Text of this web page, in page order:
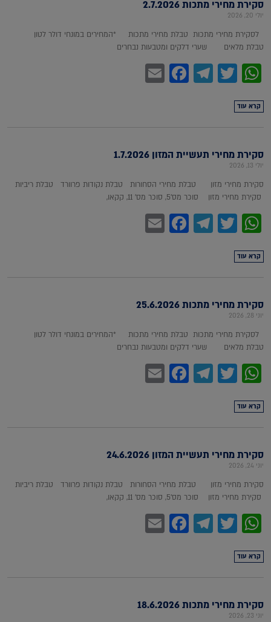
סקירת מחירי מתכות 2.7.2026
יולי 20, 2026
לסקירת מחירי מתכות טבלת מחירי מתכות *המחירים במונחי דולר לטון
טבלת מלאים שערי דלקים ומטבעות נבחרים
WhatsApp
Twitter
Telegram
Facebook
קרא עוד
סקירת מחירי תעשיית המזון 1.7.2026
יולי 13, 2026
סקירת מחירי מזון טבלת מחירי הסחורות טבלת נקודות פרוורד טבלת ריביות
סקירת מחירי מזון סוכר מס'5, סוכר מס' 11, קקאו,
WhatsApp
Twitter
Telegram
Facebook
קרא עוד
סקירת מחירי מתכות 25.6.2026
יוני 28, 2026
לסקירת מחירי מתכות טבלת מחירי מתכות *המחירים במונחי דולר לטון
טבלת מלאים שערי דלקים ומטבעות נבחרים
WhatsApp
Twitter
Telegram
Facebook
קרא עוד
סקירת מחירי תעשיית המזון 24.6.2026
יוני 24, 2026
סקירת מחירי מזון טבלת מחירי הסחורות טבלת נקודות פרוורד טבלת ריביות
סקירת מחירי מזון סוכר מס'5, סוכר מס' 11, קקאו,
WhatsApp
Twitter
Telegram
Facebook
קרא עוד
סקירת מחירי מתכות 18.6.2026
יוני 23, 2026